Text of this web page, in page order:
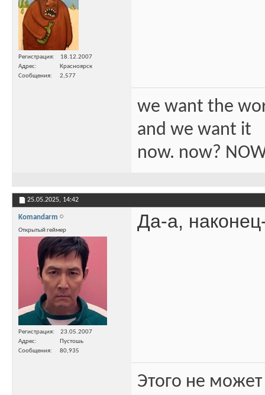
Регистрация
18.12.2007
Адрес
Красноярск
Сообщения
2,577
we want the
and we want it
now. now?
25.05.2025, 14:42
Komandarm
Открытый геймер
Регистрация
23.05.2007
Адрес
Пустошь
Сообщения
80,935
Да-а,
Этого не